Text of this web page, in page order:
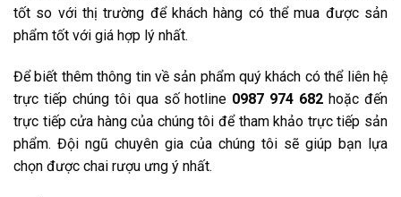
tốt so với thị trường để khách hàng có thể mua được sản
phẩm tốt với giá hợp lý nhất.
Để biết thêm thông tin về sản phẩm quý khách có thể liên hệ
trực tiếp chúng tôi qua số hotline 0987 974 682 hoặc đến
trực tiếp cửa hàng của chúng tôi để tham khảo trực tiếp sản
phẩm. Đội ngũ chuyên gia của chúng tôi sẽ giúp bạn lựa
chọn được chai rượu ưng ý nhất.